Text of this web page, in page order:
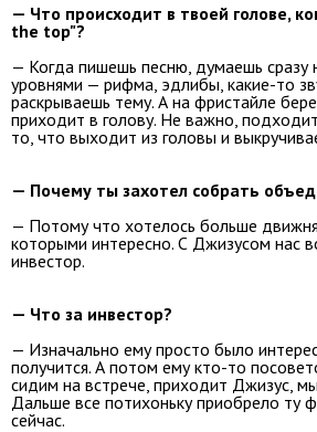
— Что происходит в твоей голове,
the top"?
— Когда пишешь песню, думаешь сразу
уровнями — рифма, эдлибы, какие-то
раскрываешь тему. А на фристайле
приходит в голову. Не важно,
то, что выходит из головы и
— Почему ты захотел собрать
— Потому что хотелось больше
которыми интересно. С Джизусом нас
инвестор.
— Что за инвестор?
— Изначально ему просто было
получится. А потом ему кто-то
сидим на встрече, приходит Джизус,
Дальше все потихоньку приобрело ту
сейчас.